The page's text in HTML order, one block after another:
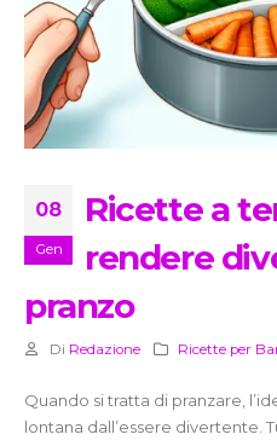
08
Gen
Ricette a
rendere
pranzo
Di Redazione Ricette per
Quando si tratta di pranzare,
lontana dall’essere divertente.